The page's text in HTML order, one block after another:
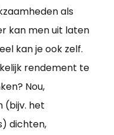
als
kan men uit laten
kan je ook zelf.
rendement te
Nou,
(bijv. het
dichten,